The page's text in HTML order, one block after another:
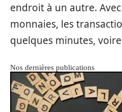
endroit à un autre.
monnaies, les
quelques minutes,
Nos dernières publications